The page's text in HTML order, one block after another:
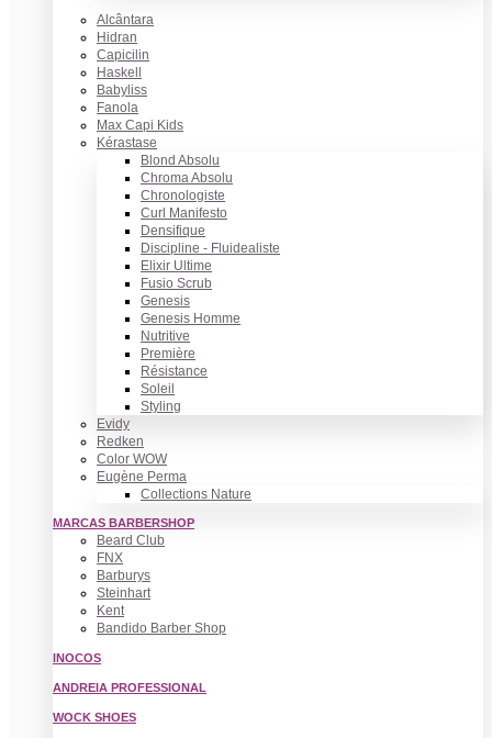
Alcântara
Hidran
Capicilin
Haskell
Babyliss
Fanola
Max Capi Kids
Kérastase
Blond Absolu
Chroma Absolu
Chronologiste
Curl Manifesto
Densifique
Discipline - Fluidealiste
Elixir Ultime
Fusio Scrub
Genesis
Genesis Homme
Nutritive
Première
Résistance
Soleil
Styling
Evidy
Redken
Color WOW
Eugène Perma
Collections Nature
MARCAS BARBERSHOP
Beard Club
FNX
Barburys
Steinhart
Kent
Bandido Barber Shop
INOCOS
ANDREIA PROFESSIONAL
WOCK SHOES